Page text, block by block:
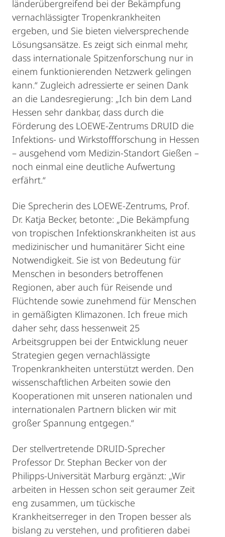
länderübergreifend bei der Bekämpfung
vernachlässigter Tropenkrankheiten
ergeben, und Sie bieten vielversprechende
Lösungsansätze. Es zeigt sich einmal mehr,
dass internationale Spitzenforschung nur in
einem funktionierenden Netzwerk gelingen
kann.“ Zugleich adressierte er seinen Dank
an die Landesregierung: „Ich bin dem Land
Hessen sehr dankbar, dass durch die
Förderung des LOEWE-Zentrums DRUID die
Infektions- und Wirkstoffforschung in Hessen
– ausgehend vom Medizin-Standort Gießen –
noch einmal eine deutliche Aufwertung
erfährt.“
Die Sprecherin des LOEWE-Zentrums, Prof.
Dr. Katja Becker, betonte: „Die Bekämpfung
von tropischen Infektionskrankheiten ist aus
medizinischer und humanitärer Sicht eine
Notwendigkeit. Sie ist von Bedeutung für
Menschen in besonders betroffenen
Regionen, aber auch für Reisende und
Flüchtende sowie zunehmend für Menschen
in gemäßigten Klimazonen. Ich freue mich
daher sehr, dass hessenweit 25
Arbeitsgruppen bei der Entwicklung neuer
Strategien gegen vernachlässigte
Tropenkrankheiten unterstützt werden. Den
wissenschaftlichen Arbeiten sowie den
Kooperationen mit unseren nationalen und
internationalen Partnern blicken wir mit
großer Spannung entgegen.“
Der stellvertretende DRUID-Sprecher
Professor Dr. Stephan Becker von der
Philipps-Universität Marburg ergänzt: „Wir
arbeiten in Hessen schon seit geraumer Zeit
eng zusammen, um tückische
Krankheitserreger in den Tropen besser als
bislang zu verstehen, und profitieren dabei